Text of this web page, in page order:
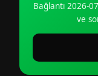
Bağlantı 2026-
ve